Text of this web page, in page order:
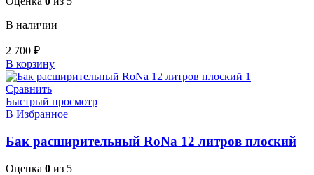
В наличии
2 700 ₽
В корзину
Сравнить
Быстрый просмотр
В Избранное
Бак расширительный RoNa 12 литров плоский
Оценка 0 из 5